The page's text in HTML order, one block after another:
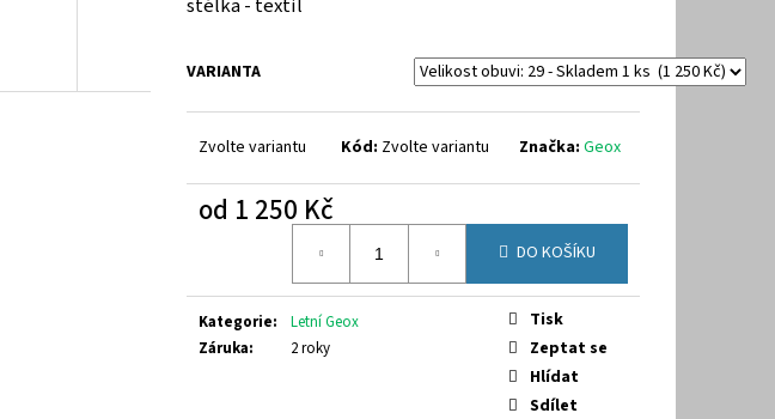
VARIANTA
Zvolte variantu Kód: Zvolte variantu Značka:Geox
od 1 250 Kč
DO KOŠÍKU
Kategorie:
Letní Geox
Záruka: 2 roky
Tisk
Zeptat se
Hlídat
Sdílet